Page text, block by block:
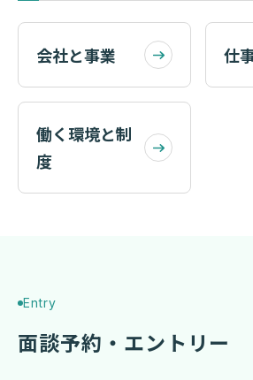
会社と事業 仕
働く環境と制
度
Entry
面談予約・エントリー